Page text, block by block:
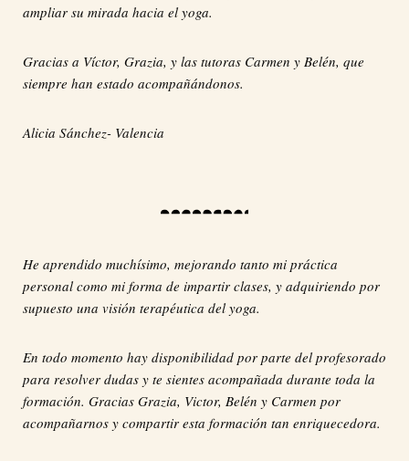
ampliar su mirada hacia el yoga.
Gracias a Víctor, Grazia, y las tutoras Carmen y Belén, que
siempre han estado acompañándonos.
Alicia Sánchez- Valencia
He aprendido muchísimo, mejorando tanto mi práctica
personal como mi forma de impartir clases, y adquiriendo por
supuesto una visión terapéutica del yoga.
En todo momento hay disponibilidad por parte del profesorado
para resolver dudas y te sientes acompañada durante toda la
formación. Gracias Grazia, Victor, Belén y Carmen por
acompañarnos y compartir esta formación tan enriquecedora.